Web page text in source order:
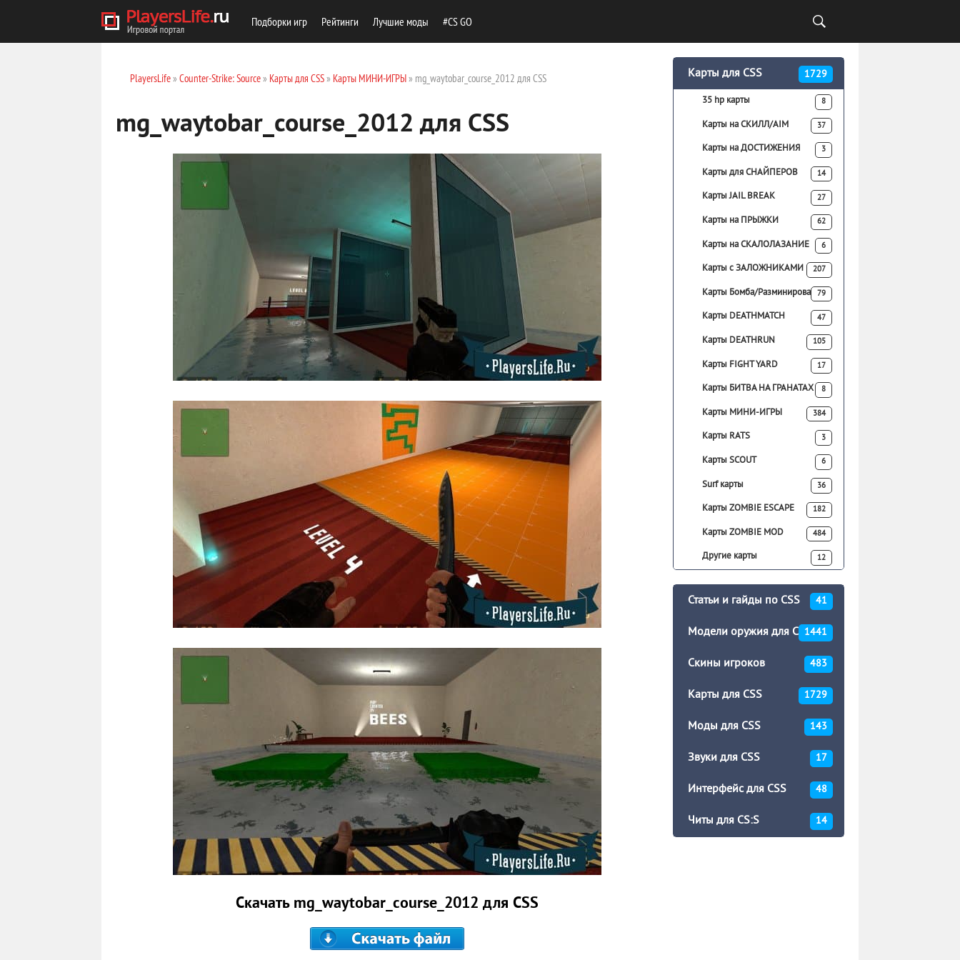
Подборки игр Рейтинги Лучшие моды #CS GO
PlayersLife» Counter-Strike: Source» Карты для CSS» Карты МИНИ-ИГРЫ» mg_waytobar_course_2012 для CSS
mg_waytobar_course_2012 для CSS
Скачать mg_waytobar_course_2012 для CSS
Карты для CSS 1729
35 hp карты 8
Карты на СКИЛЛ/AIM 37
Карты на ДОСТИЖЕНИЯ 3
Карты для СНАЙПЕРОВ 14
Карты JAIL BREAK 27
Карты на ПРЫЖКИ 62
Карты на СКАЛОЛАЗАНИЕ 6
Карты с ЗАЛОЖНИКАМИ 207
Карты Бомба/Разминирование
79
Карты DEATHMATCH 47
Карты DEATHRUN 105
Карты FIGHT YARD 17
Карты БИТВА НА ГРАНАТАХ 8
Карты МИНИ-ИГРЫ 384
Карты RATS 3
Карты SCOUT 6
Surf карты 36
Карты ZOMBIE ESCAPE 182
Карты ZOMBIE MOD 484
Другие карты 12
Статьи и гайды по CSS 41
Модели оружия для CSS1441
Скины игроков 483
Карты для CSS 1729
Моды для CSS 143
Звуки для CSS 17
Интерфейс для CSS 48
Читы для CS:S 14